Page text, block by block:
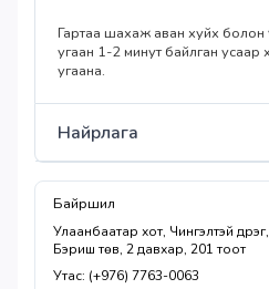
Гартаа шахаж аван хуйх болон
угаан 1-2 минут байлган усаар
угаана.
Найрлага
Байршил
Улаанбаатар хот, Чингэлтэй
Бэриш төв, 2 давхар, 201 тоот
Утас: (+976) 7763-0063